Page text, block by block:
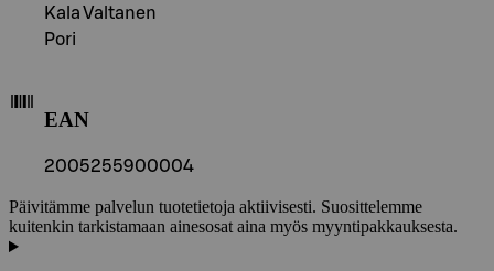
Kala Valtanen
Pori
EAN
2005255900004
Päivitämme palvelun tuotetietoja aktiivisesti. Suosittelemme
kuitenkin tarkistamaan ainesosat aina myös myyntipakkauksesta.